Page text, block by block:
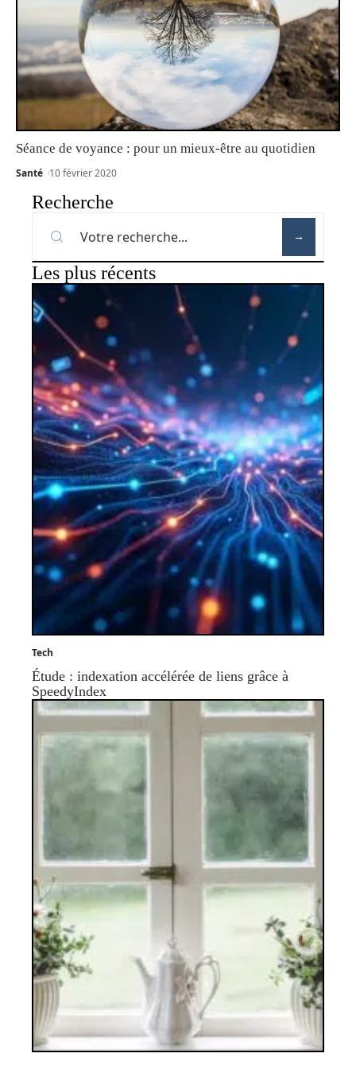
Séance de voyance : pour un mieux-être au quotidien
Santé 10 février 2020
Recherche
Les plus récents
Tech
Étude : indexation accélérée de liens grâce à
SpeedyIndex